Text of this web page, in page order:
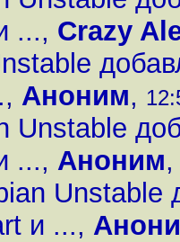
..., Crazy
, Аноним,
Unstable
..., Аноним
Unstable
и ...,